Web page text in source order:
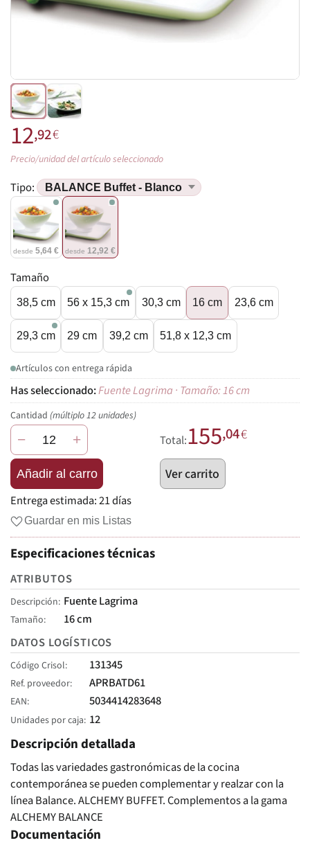
12,92€
Precio/unidad del artículo seleccionado
Tipo:
desde5,64 € desde 12,92 €
Tamaño
38,5 cm 56 x 15,3 cm 30,3 cm 16 cm 23,6 cm
29,3 cm 29 cm 39,2 cm 51,8 x 12,3 cm
Artículos con entrega rápida
Fuente Lagrima · Tamaño: 16 cm
Cantidad (múltiplo 12 unidades)
− +
Añadir al carro
Total:155,04€
Ver carrito
Entrega estimada:21 días
Guardar en mis Listas
Especificaciones técnicas
ATRIBUTOS
Descripción Fuente Lagrima
Tamaño
16 cm
DATOS LOGÍSTICOS
Código Crisol 131345
Ref. proveedor APRBATD61
EAN 5034414283648
Unidades por caja 12
Descripción detallada
Todas las variedades gastronómicas de la cocina
contemporánea se pueden complementar y realzar con la
línea Balance. ALCHEMY BUFFET. Complementos a la gama
ALCHEMY BALANCE
Documentación